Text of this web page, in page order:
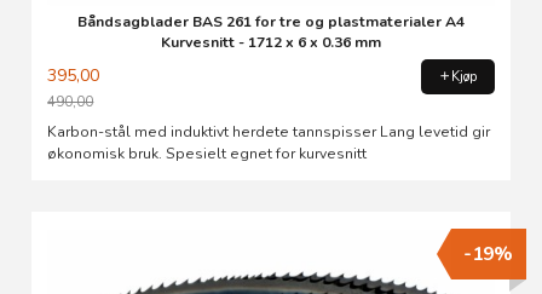
Båndsagblader BAS 261 for tre og plastmaterialer A4
Kurvesnitt - 1712 x 6 x 0.36 mm
395,00
490,00
Rabatt
Kjøp
Karbon-stål med induktivt herdete tannspisser Lang levetid gir
økonomisk bruk. Spesielt egnet for kurvesnitt
-19%